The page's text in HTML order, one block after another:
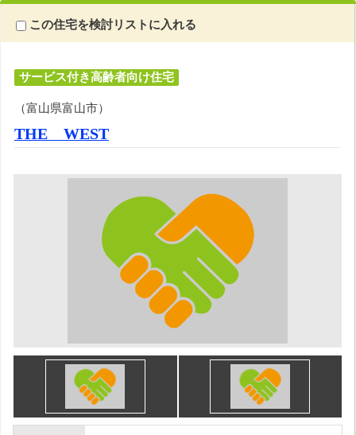
この住宅を検討リストに入れる
サービス付き高齢者向け住宅
（富山県富山市）
THE WEST